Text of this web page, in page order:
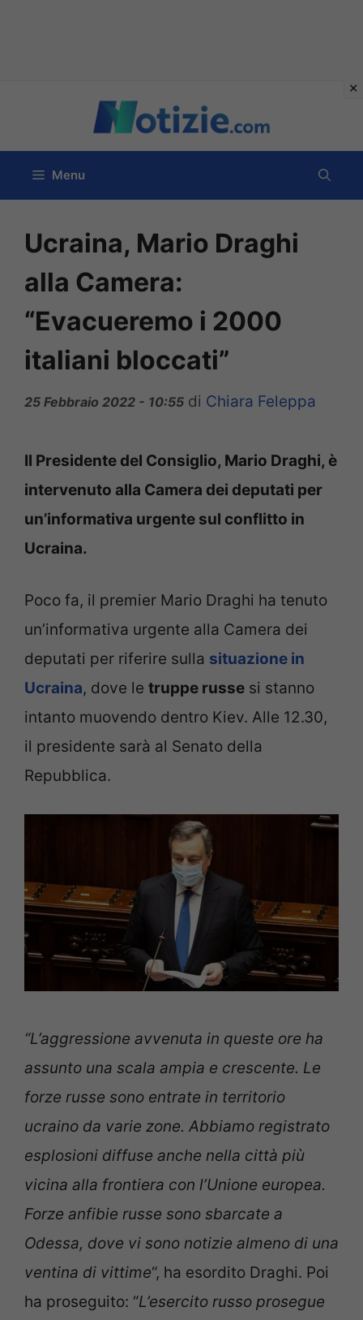
contenuto
Menu
Ucraina, Mario Draghi
alla Camera:
“Evacueremo i 2000
italiani bloccati”
25 Febbraio 2022 - 10:55 di Chiara Feleppa
Il Presidente del Consiglio, Mario Draghi, è
intervenuto alla Camera dei deputati per
un’informativa urgente sul conflitto in
Ucraina.
Poco fa, il premier Mario Draghi ha tenuto
un’informativa urgente alla Camera dei
deputati per riferire sulla situazione in
Ucraina, dove le truppe russe si stanno
intanto muovendo dentro Kiev. Alle 12.30,
il presidente sarà al Senato della
Repubblica.
“L’aggressione avvenuta in queste ore ha
assunto una scala ampia e crescente. Le
forze russe sono entrate in territorio
ucraino da varie zone. Abbiamo registrato
esplosioni diffuse anche nella città più
vicina alla frontiera con l’Unione europea.
Forze anfibie russe sono sbarcate a
Odessa, dove vi sono notizie almeno di una
ventina di vittime“, ha esordito Draghi. Poi
ha proseguito: “L’esercito russo prosegue